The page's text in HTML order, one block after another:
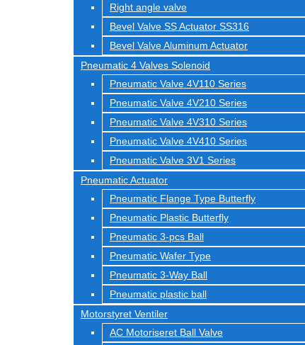
Right angle valve
Bevel Valve SS Actuator SS316
Bevel Valve Aluminum Actuator
Pneumatic 4 Valves Solenoid
Pneumatic Valve 4V110 Series
Pneumatic Valve 4V210 Series
Pneumatic Valve 4V310 Series
Pneumatic Valve 4V410 Series
Pneumatic Valve 3V1 Series
Pneumatic Actuator
Pneumatic Flange Type Butterfly
Pneumatic Plastic Butterfly
Pneumatic 3-pcs Ball
Pneumatic Wafer Type
Pneumatic 3-Way Ball
Pneumatic plastic ball
Motorstyret Ventiler
AC Motoriseret Ball Valve